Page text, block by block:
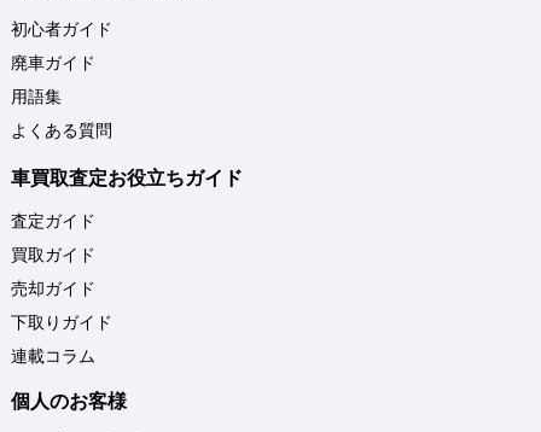
初心者ガイド
廃車ガイド
用語集
よくある質問
車買取査定お役立ちガイド
査定ガイド
買取ガイド
売却ガイド
下取りガイド
連載コラム
個人のお客様